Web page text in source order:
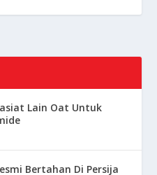
Lain Oat Untuk
Bertahan Di Persija